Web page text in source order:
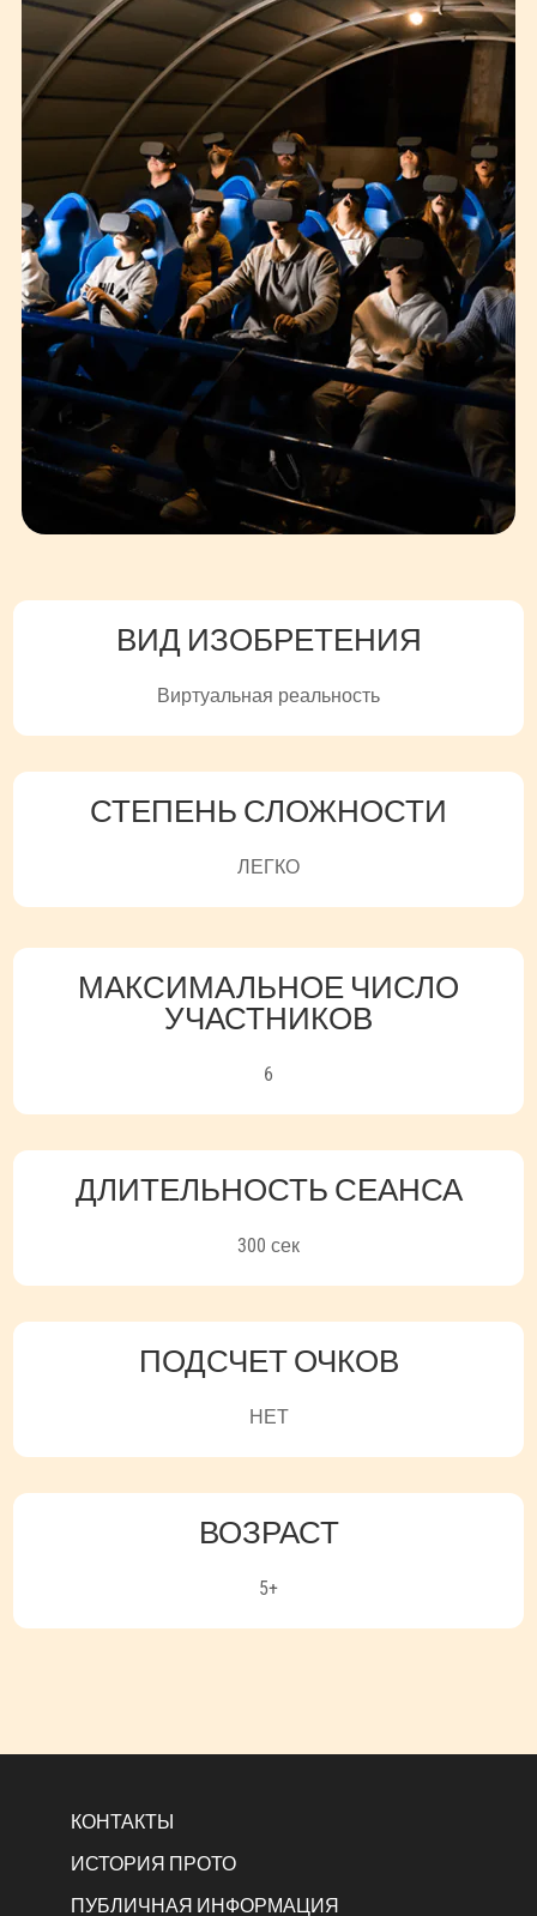
ВИД ИЗОБРЕТЕНИЯ
Виртуальная реальность
СТЕПЕНЬ СЛОЖНОСТИ
ЛЕГКО
МАКСИМАЛЬНОЕ ЧИСЛО
УЧАСТНИКОВ
6
ДЛИТЕЛЬНОСТЬ СЕАНСА
300 сек
ПОДСЧЕТ ОЧКОВ
НЕТ
ВОЗРАСТ
5+
КОНТАКТЫ
ИСТОРИЯ ПРОТО
ПУБЛИЧНАЯ ИНФОРМАЦИЯ